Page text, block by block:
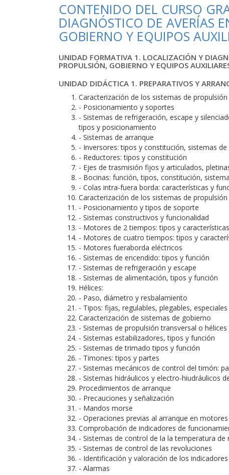
CONTENIDO DEL CURSO
DIAGNÓSTICO DE AVERÍAS
GOBIERNO Y EQUIPOS
UNIDAD FORMATIVA 1. LOCALIZACIÓN Y
PROPULSIÓN, GOBIERNO Y EQUIPOS
UNIDAD DIDÁCTICA 1. PREPARATIVOS Y
Caracterización de los sistemas de
- Posicionamiento y soportes
- Sistemas de refrigeración, escape y
tipos y posicionamiento
- Sistemas de arranque
- Inversores: tipos y constitución, sistemas
- Reductores: tipos y constitución
- Ejes de trasmisión fijos y articulados,
- Bocinas: función, tipos, constitución,
- Colas intra-fuera borda: características y
Caracterización de los sistemas de
- Posicionamiento y tipos de soporte
- Sistemas constructivos y funcionalidad
- Motores de 2 tiempos: tipos y características
- Motores de cuatro tiempos: tipos y
- Motores fueraborda eléctricos
- Sistemas de encendido: tipos y función
- Sistemas de refrigeración y escape
- Sistemas de alimentación, tipos y función
Hélices:
- Paso, diámetro y resbalamiento
- Tipos: fijas, regulables, plegables, especiales
Caracterización de sistemas de gobierno
- Sistemas de propulsión transversal o
- Sistemas estabilizadores, tipos y función
- Sistemas de trimado tipos y función
- Timones: tipos y partes
- Sistemas mecánicos de control del timón:
- Sistemas hidráulicos y electro-hiudráulicos
Procedimientos de arranque
- Precauciones y señalización
- Mandos morse
- Operaciones previas al arranque en
Comprobación de indicadores de
- Sistemas de control de la la temperatura
- Sistemas de control de las revoluciones
- Identificación y valoración de los
- Alarmas